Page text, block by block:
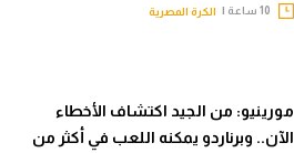
الكرة المصرية
مورينيو: من الجيد اكتشاف الأخطاء
الآن.. وبرناردو يمكنه اللعب في أكثر من